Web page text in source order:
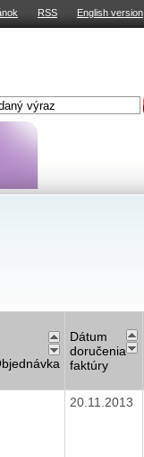
RSS English version
Dátum
doručenia
faktúry
20.11.2013